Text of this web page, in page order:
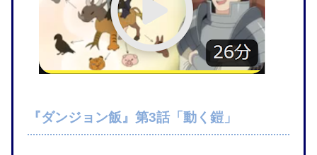
『ダンジョン飯』第3話「動く鎧」